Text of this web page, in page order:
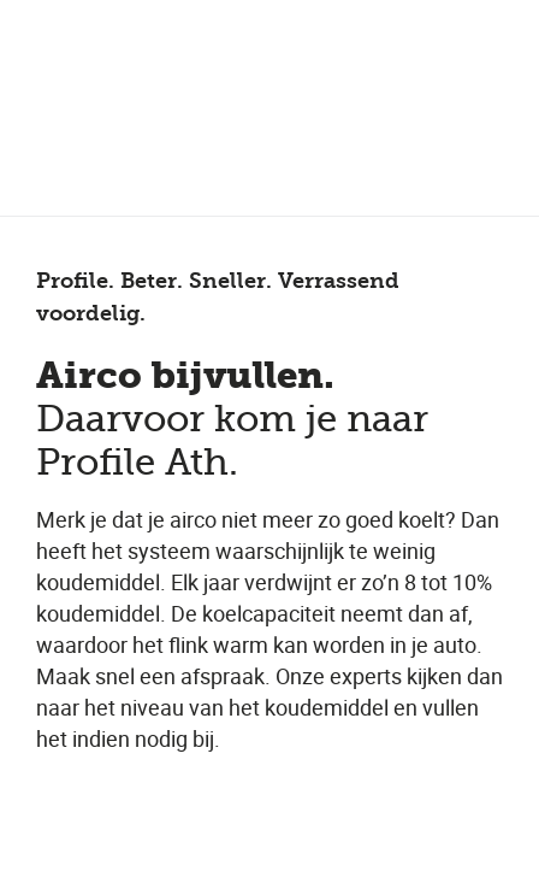
Profile. Beter. Sneller. Verrassend
voordelig.
Airco bijvullen.
Daarvoor kom je naar
Profile Ath.
Merk je dat je airco niet meer zo goed koelt? Dan
heeft het systeem waarschijnlijk te weinig
koudemiddel. Elk jaar verdwijnt er zo’n 8 tot 10%
koudemiddel. De koelcapaciteit neemt dan af,
waardoor het flink warm kan worden in je auto.
Maak snel een afspraak. Onze experts kijken dan
naar het niveau van het koudemiddel en vullen
het indien nodig bij.